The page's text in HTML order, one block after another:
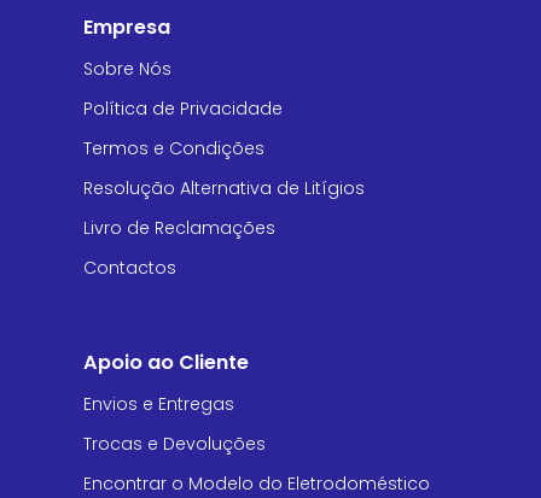
Empresa
Sobre Nós
Política de Privacidade
Termos e Condições
Resolução Alternativa de Litígios
Livro de Reclamações
Contactos
Apoio ao Cliente
Envios e Entregas
Trocas e Devoluções
Encontrar o Modelo do Eletrodoméstico